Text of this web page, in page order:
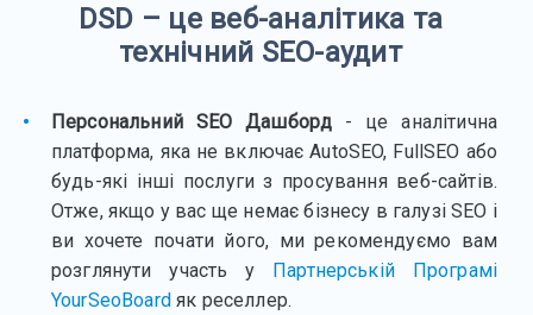
DSD – це веб-аналітика та
технічний SEO-аудит
Персональний SEO Дашборд - це аналітична
платформа, яка не включає AutoSEO, FullSEO або
будь-які інші послуги з просування веб-сайтів.
Отже, якщо у вас ще немає бізнесу в галузі SEO і
ви хочете почати його, ми рекомендуємо вам
розглянути участь у Партнерській Програмі
YourSeoBoardяк реселлер.